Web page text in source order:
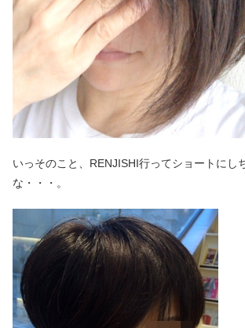
いっそのこと、RENJISHI行ってショートにし
な・・・。